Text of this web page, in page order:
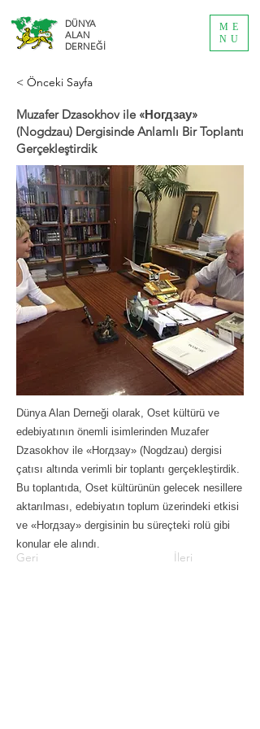
DÜNYA
ALAN
DERNEĞİ
ME
NU
< Önceki Sayfa
Muzafer Dzasokhov ile «Ногдзау»
(Nogdzau) Dergisinde Anlamlı Bir Toplantı
Gerçekleştirdik
Dünya Alan Derneği olarak, Oset kültürü ve
edebiyatının önemli isimlerinden Muzafer
Dzasokhov ile «Ногдзау» (Nogdzau) dergisi
çatısı altında verimli bir toplantı gerçekleştirdik.
Bu toplantıda, Oset kültürünün gelecek nesillere
aktarılması, edebiyatın toplum üzerindeki etkisi
ve «Ногдзау» dergisinin bu süreçteki rolü gibi
konular ele alındı.
Geri İleri